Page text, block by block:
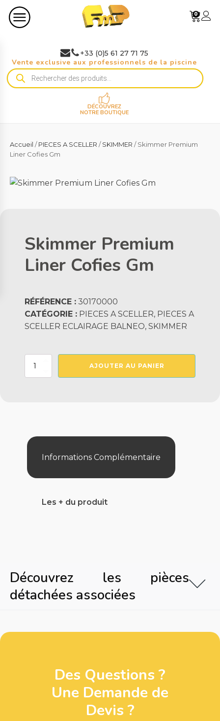
0
+33 (0)5 61 27 71 75
Vente exclusive aux professionnels de la piscine
Recherche
de
DÉCOUVREZ
NOTRE BOUTIQUE
Accueil /PIECES A SCELLER /SKIMMER / Skimmer Premium
Liner Cofies Gm
Skimmer Premium
Liner Cofies Gm
RÉFÉRENCE : 30170000
CATÉGORIE : PIECES A SCELLER, PIECES A
SCELLER ECLAIRAGE BALNEO, SKIMMER
quantité
AJOUTER AU PANIER
Informations Complémentaire
Les + du produit
Découvrez les pièces
détachées associées
Des Questions ?
Une Demande de
Devis ?